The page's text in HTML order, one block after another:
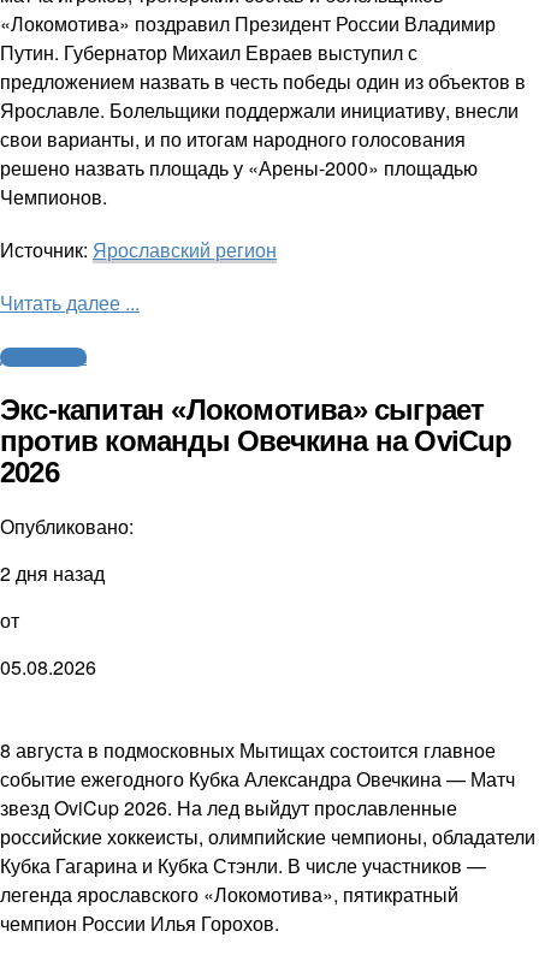
«Локомотива» поздравил Президент России Владимир
Путин. Губернатор Михаил Евраев выступил с
предложением назвать в честь победы один из объектов в
Ярославле. Болельщики поддержали инициативу, внесли
свои варианты, и по итогам народного голосования
решено назвать площадь у «Арены-2000» площадью
Чемпионов.
Источник: Ярославский регион
Читать далее ...
Другие виды
Экс-капитан «Локомотива» сыграет
против команды Овечкина на OviCup
2026
Опубликовано:
2 дня назад
от
05.08.2026
8 августа в подмосковных Мытищах состоится главное
событие ежегодного Кубка Александра Овечкина — Матч
звезд OviCup 2026. На лед выйдут прославленные
российские хоккеисты, олимпийские чемпионы, обладатели
Кубка Гагарина и Кубка Стэнли. В числе участников —
легенда ярославского «Локомотива», пятикратный
чемпион России Илья Горохов.